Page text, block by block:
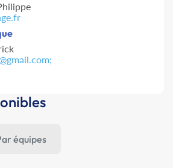
équipes